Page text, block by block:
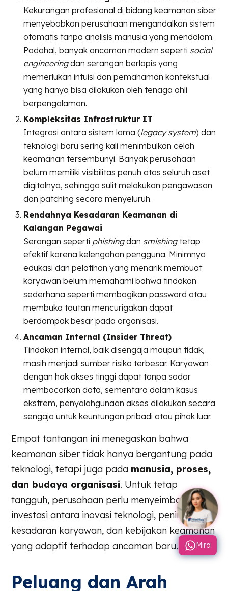
Kekurangan profesional di bidang keamanan siber
menyebabkan perusahaan mengandalkan sistem
otomatis tanpa analisis manusia yang mendalam.
Padahal, banyak ancaman modern seperti social
engineeringdan serangan berlapis yang
memerlukan intuisi dan pemahaman kontekstual
yang hanya bisa dilakukan oleh tenaga ahli
berpengalaman.
Kompleksitas Infrastruktur IT
Integrasi antara sistem lama (legacy system) dan
teknologi baru sering kali menimbulkan celah
keamanan tersembunyi. Banyak perusahaan
belum memiliki visibilitas penuh atas seluruh aset
digitalnya, sehingga sulit melakukan pengawasan
dan patching secara menyeluruh.
Rendahnya Kesadaran Keamanan di
Kalangan Pegawai
Serangan seperti phishingdan smishingtetap
efektif karena kelengahan pengguna. Minimnya
edukasi dan pelatihan yang menarik membuat
karyawan belum memahami bahwa tindakan
sederhana seperti membagikan password atau
membuka tautan mencurigakan dapat
berdampak besar pada organisasi.
Ancaman Internal (Insider Threat)
Tindakan internal, baik disengaja maupun tidak,
masih menjadi sumber risiko terbesar. Karyawan
dengan hak akses tinggi dapat tanpa sadar
membocorkan data, sementara dalam kasus
ekstrem, penyalahgunaan akses dilakukan secara
sengaja untuk keuntungan pribadi atau pihak luar.
Empat tantangan ini menegaskan bahwa
keamanan siber tidak hanya bergantung pada
teknologi, tetapi juga pada manusia, proses,
dan budaya organisasi. Untuk tetap
tangguh, perusahaan perlu menyeimbangkan
investasi antara inovasi teknologi, peningkatan
kesadaran karyawan, dan kebijakan keamanan
yang adaptif terhadap ancaman baru.
Peluang dan Arah
Mira